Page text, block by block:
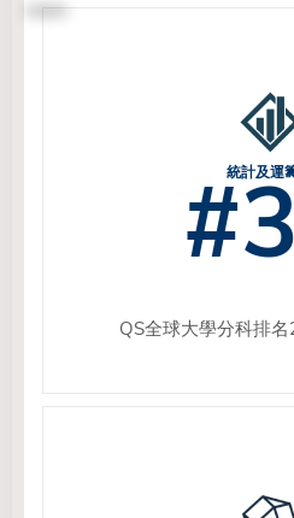
統計及運
QS全球大學分科排